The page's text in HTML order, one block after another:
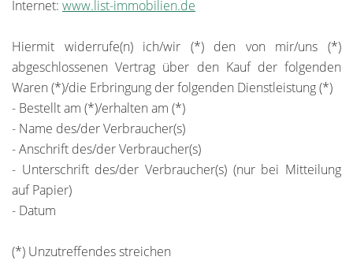
Internet: www.list-immobilien.de
Hiermit widerrufe(n) ich/wir (*) den von mir/uns (*)
abgeschlossenen Vertrag über den Kauf der folgenden
Waren (*)/die Erbringung der folgenden Dienstleistung (*)
- Bestellt am (*)/erhalten am (*)
- Name des/der Verbraucher(s)
- Anschrift des/der Verbraucher(s)
- Unterschrift des/der Verbraucher(s) (nur bei Mitteilung
auf Papier)
- Datum
(*) Unzutreffendes streichen